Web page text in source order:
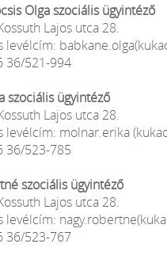
Olga szociális ügyintéző
Lajos utca 28.
levélcím:
36/521-994
szociális ügyintéző
Lajos utca 28.
levélcím: molnar.erika
36/523-785
szociális ügyintéző
Lajos utca 28.
levélcím:
36/523-767